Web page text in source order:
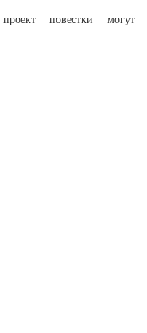
повестки могут